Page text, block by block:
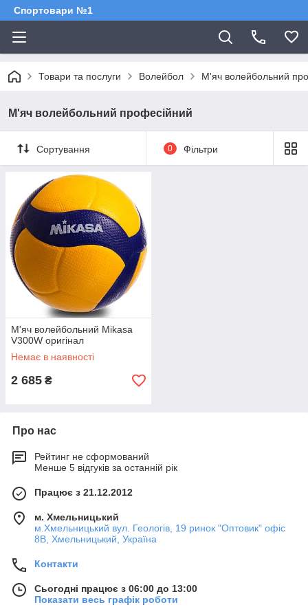
Спортовари №1
Товари та послуги Волейбол М'яч волейбольний
М'яч волейбольний професійний
Сортування 0 Фільтри
М'яч волейбольний Mikasa
V300W оригінал
Немає в наявності
2 685 ₴
Про нас
Рейтинг не сформований
Менше 5 відгуків за останній рік
Працює з 21.12.2012
м. Хмельницький
м.Хмельницький вул. Геологів, 19 ринок "Оптовик" офіс
8В, Хмельницький, Україна
Контакти
Сьогодні працює з 06:00 до 13:00
Показати весь графік роботи